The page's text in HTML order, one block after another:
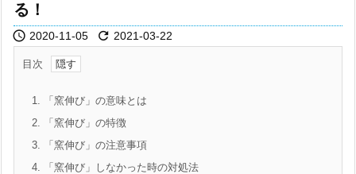
る！
 2020-11-05  2021-03-22
目次
1. 「窯伸び」の意味とは
2. 「窯伸び」の特徴
3. 「窯伸び」の注意事項
4. 「窯伸び」しなかった時の対処法